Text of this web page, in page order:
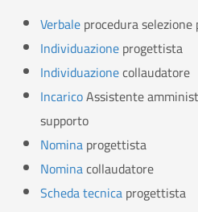
Verbaleprocedura
Individuazioneprogettista
Individuazionecollaudatore
IncaricoAssistente
supporto
Nominaprogettista
Nominacollaudatore
Scheda tecnicaprogettista